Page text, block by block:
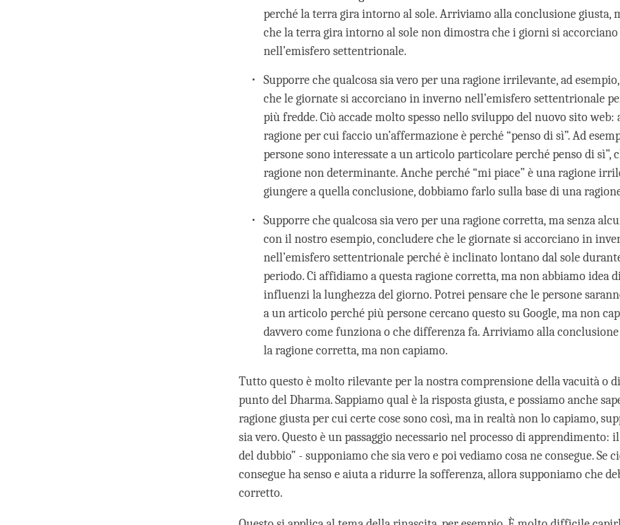
perché la terra gira intorno al sole. Arriviamo alla conclusione giusta,
che la terra gira intorno al sole non dimostra che i giorni si
nell’emisfero settentrionale.
Supporre che qualcosa sia vero per una ragione irrilevante, ad
che le giornate si accorciano in inverno nell’emisfero settentrionale
più fredde. Ciò accade molto spesso nello sviluppo del nuovo sito web:
ragione per cui faccio un’affermazione è perché “penso di sì”. Ad
persone sono interessate a un articolo particolare perché penso di sì”,
ragione non determinante. Anche perché “mi piace” è una ragione
giungere a quella conclusione, dobbiamo farlo sulla base di una
Supporre che qualcosa sia vero per una ragione corretta, ma senza
con il nostro esempio, concludere che le giornate si accorciano in
nell’emisfero settentrionale perché è inclinato lontano dal sole
periodo. Ci affidiamo a questa ragione corretta, ma non abbiamo idea
influenzi la lunghezza del giorno. Potrei pensare che le persone
a un articolo perché più persone cercano questo su Google, ma non
davvero come funziona o che differenza fa. Arriviamo alla
la ragione corretta, ma non capiamo.
Tutto questo è molto rilevante per la nostra comprensione della vacuità o
punto del Dharma. Sappiamo qual è la risposta giusta, e possiamo anche
ragione giusta per cui certe cose sono così, ma in realtà non lo capiamo,
sia vero. Questo è un passaggio necessario nel processo di apprendimento:
del dubbio” - supponiamo che sia vero e poi vediamo cosa ne consegue. Se
consegue ha senso e aiuta a ridurre la sofferenza, allora supponiamo che
corretto.